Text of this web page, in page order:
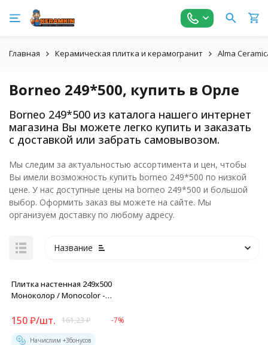
Главная Керамическая плитка и керамогранит Alma
Borneo 249*500, купить в Орле
Borneo 249*500 из каталога нашего интернет
магазина Вы можете легко купить и заказать
с доставкой или забрать самовывозом.
Мы следим за актуальностью ассортимента и цен, чтобы
Вы имели возможность купить borneo 249*500 по низкой
цене. У нас доступные цены на borneo 249*500 и большой
выбор. Оформить заказ вы можете на сайте. Мы
организуем доставку по любому адресу.
Название
Плитка настенная 249x500
Моноколор / Monocolor -
150₽/шт. 161,23₽ -7%
Начислим +3бонусов